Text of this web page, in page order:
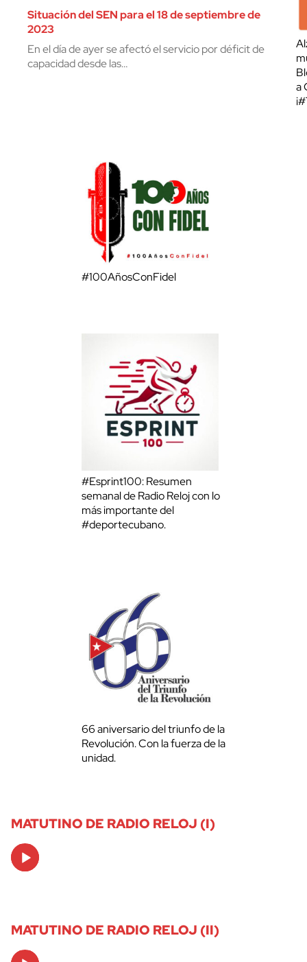
Situación del SEN para el 18 de septiembre de
2023
En el día de ayer se afectó el servicio por déficit de
capacidad desde las…
a
#100AñosConFidel
#Esprint100: Resumen
semanal de Radio Reloj con lo
más importante del
#deportecubano.
66 aniversario del triunfo de la
Revolución. Con la fuerza de la
unidad.
MATUTINO DE RADIO RELOJ (I)
Audio
Player
MATUTINO DE RADIO RELOJ (II)
Audio